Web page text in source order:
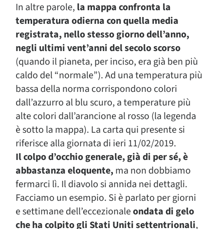
In altre parole, la mappa confronta la
temperatura odierna con quella media
registrata, nello stesso giorno dell’anno,
negli ultimi vent’anni del secolo scorso
(quando il pianeta, per inciso, era già ben più
caldo del “normale”). Ad una temperatura più
bassa della norma corrispondono colori
dall’azzurro al blu scuro, a temperature più
alte colori dall’arancione al rosso (la legenda
è sotto la mappa). La carta qui presente si
riferisce alla giornata di ieri 11/02/2019.
Il colpo d’occhio generale, già di per sé, è
abbastanza eloquente, ma non dobbiamo
fermarci lì. Il diavolo si annida nei dettagli.
Facciamo un esempio. Si è parlato per giorni
e settimane dell’eccezionaleondata di gelo
che ha colpito gli Stati Uniti settentrionali,